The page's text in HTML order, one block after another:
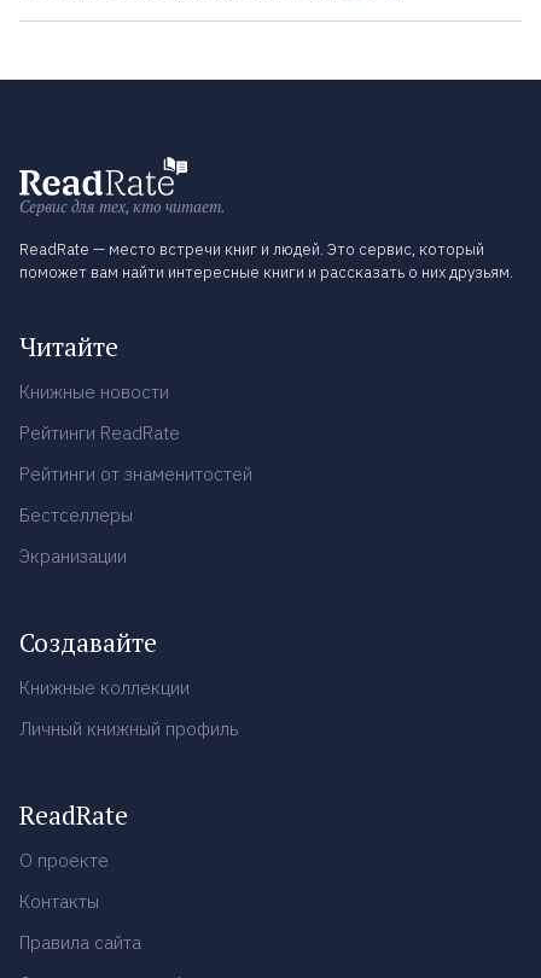
Сервис для тех, кто читает.
ReadRate — место встречи книг и людей. Это сервис, который
поможет вам найти интересные книги и рассказать о них друзьям.
Читайте
Книжные новости
Рейтинги ReadRate
Рейтинги от знаменитостей
Бестселлеры
Экранизации
Создавайте
Книжные коллекции
Личный книжный профиль
ReadRate
О проекте
Контакты
Правила сайта